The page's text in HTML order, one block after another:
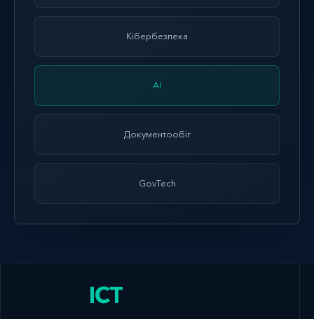
Кібербезпека
AI
Документообіг
GovTech
ICT